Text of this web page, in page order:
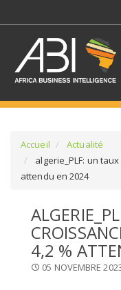
SÉLECTIONNEZ UN
SELECTIONNEZ UNE
Accueil
Actualité
algerie_PLF: un
attendu en 2024
4,2 %
05 NOVEMBRE